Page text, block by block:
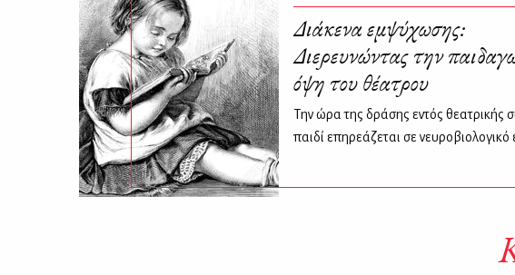
Διάκενα εμψύχωσης:
Διερευνώντας την
όψη του θέατρου
Tην ώρα της δράσης εντός θεατρικής
παιδί επηρεάζεται σε νευροβιολογικό